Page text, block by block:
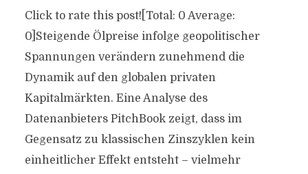
Click to rate this post![Total: 0 Average:
0]Steigende Ölpreise infolge geopolitischer
Spannungen verändern zunehmend die
Dynamik auf den globalen privaten
Kapitalmärkten. Eine Analyse des
Datenanbieters PitchBook zeigt, dass im
Gegensatz zu klassischen Zinszyklen kein
einheitlicher Effekt entsteht – vielmehr